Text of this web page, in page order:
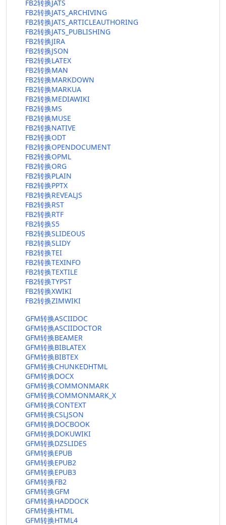
FB2转换JATS
FB2转换JATS_ARCHIVING
FB2转换JATS_ARTICLEAUTHORING
FB2转换JATS_PUBLISHING
FB2转换JIRA
FB2转换JSON
FB2转换LATEX
FB2转换MAN
FB2转换MARKDOWN
FB2转换MARKUA
FB2转换MEDIAWIKI
FB2转换MS
FB2转换MUSE
FB2转换NATIVE
FB2转换ODT
FB2转换OPENDOCUMENT
FB2转换OPML
FB2转换ORG
FB2转换PLAIN
FB2转换PPTX
FB2转换REVEALJS
FB2转换RST
FB2转换RTF
FB2转换S5
FB2转换SLIDEOUS
FB2转换SLIDY
FB2转换TEI
FB2转换TEXINFO
FB2转换TEXTILE
FB2转换TYPST
FB2转换XWIKI
FB2转换ZIMWIKI
GFM转换ASCIIDOC
GFM转换ASCIIDOCTOR
GFM转换BEAMER
GFM转换BIBLATEX
GFM转换BIBTEX
GFM转换CHUNKEDHTML
GFM转换DOCX
GFM转换COMMONMARK
GFM转换COMMONMARK_X
GFM转换CONTEXT
GFM转换CSLJSON
GFM转换DOCBOOK
GFM转换DOKUWIKI
GFM转换DZSLIDES
GFM转换EPUB
GFM转换EPUB2
GFM转换EPUB3
GFM转换FB2
GFM转换GFM
GFM转换HADDOCK
GFM转换HTML
GFM转换HTML4